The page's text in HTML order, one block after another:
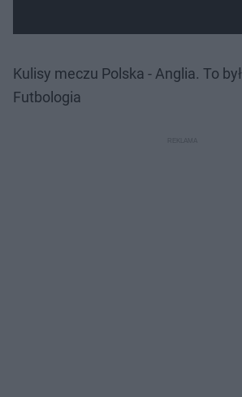
Kulisy meczu Polska - Anglia. To
Futbologia